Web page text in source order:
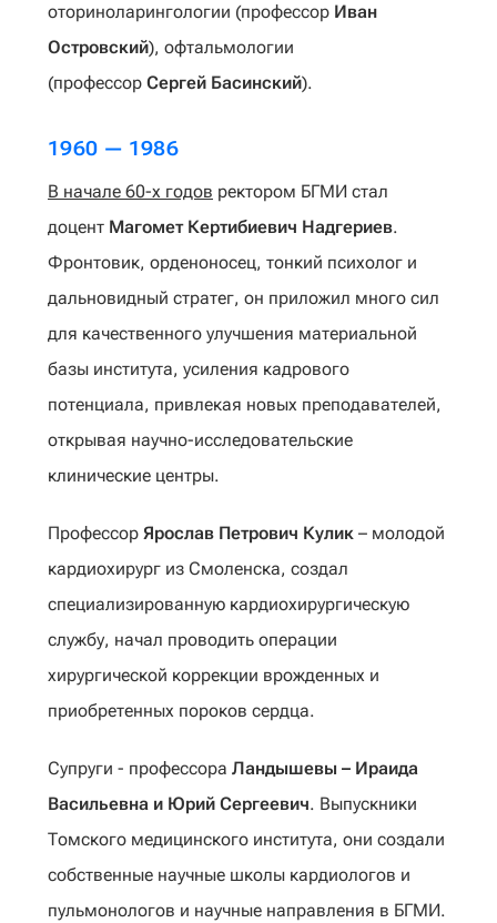
оториноларингологии (профессор Иван
Островский), офтальмологии
(профессор Сергей Басинский).
1960 — 1986
В начале 60-х годов ректором БГМИ стал
доцент Магомет Кертибиевич Надгериев.
Фронтовик, орденоносец, тонкий психолог и
дальновидный стратег, он приложил много сил
для качественного улучшения материальной
базы института, усиления кадрового
потенциала, привлекая новых преподавателей,
открывая научно-исследовательские
клинические центры.
Профессор Ярослав Петрович Кулик – молодой
кардиохирург из Смоленска, создал
специализированную кардиохирургическую
службу, начал проводить операции
хирургической коррекции врожденных и
приобретенных пороков сердца.
Супруги - профессора Ландышевы – Ираида
Васильевна и Юрий Сергеевич. Выпускники
Томского медицинского института, они создали
собственные научные школы кардиологов и
пульмонологов и научные направления в БГМИ.